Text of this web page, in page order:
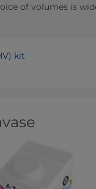
of volumes is
kit